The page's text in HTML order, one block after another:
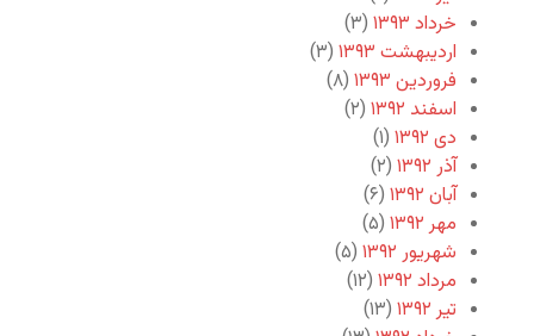
خرداد ۱۳۹۳
(۳)
اردیبهشت ۱۳۹۳
(۳)
فروردین ۱۳۹۳
(۸)
اسفند ۱۳۹۲
(۲)
دی ۱۳۹۲
(۱)
آذر ۱۳۹۲
(۲)
آبان ۱۳۹۲
(۶)
مهر ۱۳۹۲
(۵)
شهریور ۱۳۹۲
(۵)
مرداد ۱۳۹۲
(۱۲)
تیر ۱۳۹۲
(۱۳)